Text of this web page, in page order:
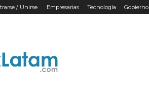
/ Unirse Empresarias Tecnología Gobierno